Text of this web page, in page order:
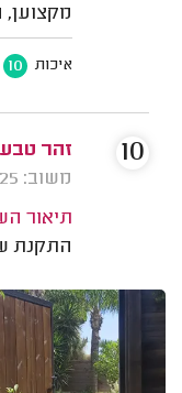
מקצוען,
איכות 10
זהר
משוב: 29/06/2025
תיאור
התקנת
10